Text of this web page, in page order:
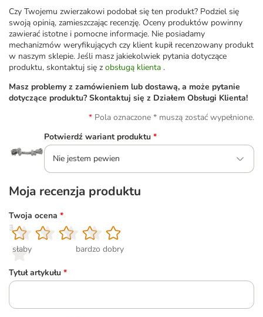
Czy Twojemu zwierzakowi podobał się ten produkt? Podziel się
swoją opinią, zamieszczając recenzję. Oceny produktów powinny
zawierać istotne i pomocne informacje. Nie posiadamy
mechanizmów weryfikujących czy klient kupił recenzowany produkt
w naszym sklepie. Jeśli masz jakiekolwiek pytania dotyczące
produktu, skontaktuj się z obsługą klienta .
Masz problemy z zamówieniem lub dostawą, a może pytanie
dotyczące produktu? Skontaktuj się z Działem Obsługi Klienta!
Pola oznaczone * muszą zostać wypełnione.
Potwierdź wariant produktu *
Nie jestem pewien
Moja recenzja produktu
Twoja ocena *
1
słaby
2
3
4
5
bardzo dobry
Tytuł artykułu *